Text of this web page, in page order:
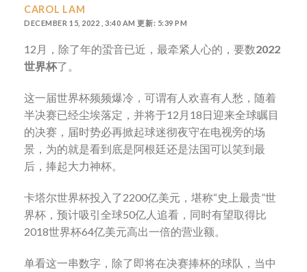
CAROL LAM
DECEMBER 15, 2022 , 3:40 AM 更新: 5:39 PM
12月，除了年的蛩音已近，最牵紧人心的，要数2022
世界杯了。
这一届世界杯频频爆冷，可谓有人欢喜有人愁，随着
半决赛已经尘埃落定，并将于12月18日迎来全球瞩目
的决赛，届时势必再掀起球迷彻夜守在电视旁的场
景，为的就是看到底是阿根廷还是法国可以笑到最
后，捧起大力神杯。
卡塔尔世界杯投入了2200亿美元，堪称“史上最贵”世
界杯，预计吸引全球50亿人追看，同时有望取得比
2018世界杯64亿美元高出一倍的营业额。
单看这一串数字，除了即将在决赛捧杯的球队，当中